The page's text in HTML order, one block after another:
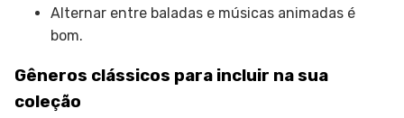
Alternar entre baladas e músicas animadas é
bom.
Gêneros clássicos para incluir na sua
coleção